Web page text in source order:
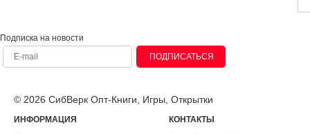
Подписка на новости
ПОДПИСАТЬСЯ
© 2026 СибВерк Опт-Книги, Игры, Открытки
ИНФОРМАЦИЯ КОНТАКТЫ